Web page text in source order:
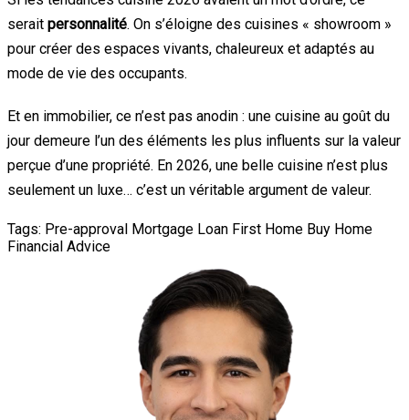
serait personnalité. On s’éloigne des cuisines « showroom »
pour créer des espaces vivants, chaleureux et adaptés au
mode de vie des occupants.
Et en immobilier, ce n’est pas anodin : une cuisine au goût du
jour demeure l’un des éléments les plus influents sur la valeur
perçue d’une propriété. En 2026, une belle cuisine n’est plus
seulement un luxe… c’est un véritable argument de valeur.
Tags: Pre-approval Mortgage Loan First Home Buy Home
Financial Advice